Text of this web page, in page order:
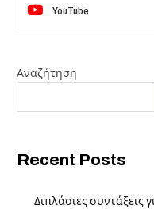
YouTube
Αναζήτηση
Recent Posts
Διπλάσιες συντάξεις